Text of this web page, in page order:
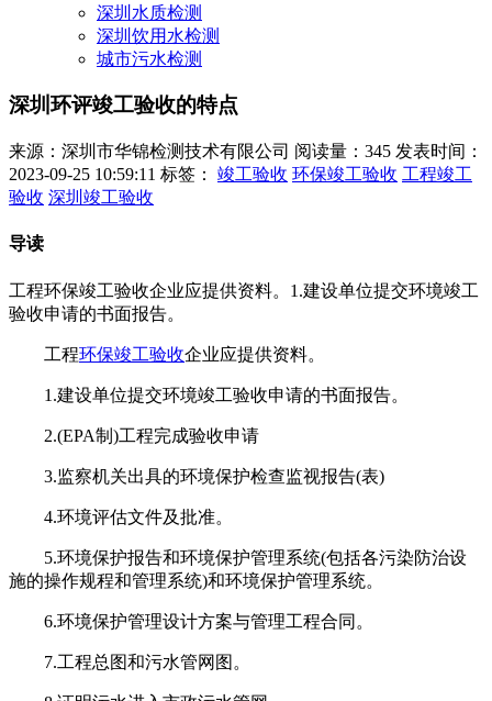
深圳水质检测
深圳饮用水检测
城市污水检测
深圳环评竣工验收的特点
来源：深圳市华锦检测技术有限公司 阅读量：345 发表时间：
2023-09-25 10:59:11 标签： 竣工验收 环保竣工验收 工程竣工
验收 深圳竣工验收
导读
工程环保竣工验收企业应提供资料。1.建设单位提交环境竣工
验收申请的书面报告。
工程环保竣工验收企业应提供资料。
1.建设单位提交环境竣工验收申请的书面报告。
2.(EPA制)工程完成验收申请
3.监察机关出具的环境保护检查监视报告(表)
4.环境评估文件及批准。
5.环境保护报告和环境保护管理系统(包括各污染防治设
施的操作规程和管理系统)和环境保护管理系统。
6.环境保护管理设计方案与管理工程合同。
7.工程总图和污水管网图。